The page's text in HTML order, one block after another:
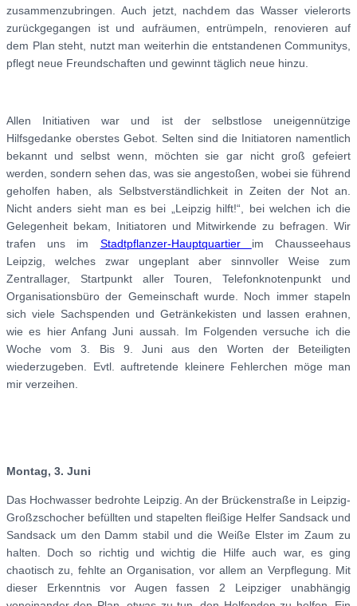
zusammenzubringen. Auch jetzt, nachdem das Wasser vielerorts
zurückgegangen ist und aufräumen, entrümpeln, renovieren auf
dem Plan steht, nutzt man weiterhin die entstandenen Communitys,
pflegt neue Freundschaften und gewinnt täglich neue hinzu.
Allen Initiativen war und ist der selbstlose uneigennützige
Hilfsgedanke oberstes Gebot. Selten sind die Initiatoren namentlich
bekannt und selbst wenn, möchten sie gar nicht groß gefeiert
werden, sondern sehen das, was sie angestoßen, wobei sie führend
geholfen haben, als Selbstverständlichkeit in Zeiten der Not an.
Nicht anders sieht man es bei „Leipzig hilft!“, bei welchen ich die
Gelegenheit bekam, Initiatoren und Mitwirkende zu befragen. Wir
trafen uns im Stadtpflanzer-Hauptquartier im Chausseehaus
Leipzig, welches zwar ungeplant aber sinnvoller Weise zum
Zentrallager, Startpunkt aller Touren, Telefonknotenpunkt und
Organisationsbüro der Gemeinschaft wurde. Noch immer stapeln
sich viele Sachspenden und Getränkekisten und lassen erahnen,
wie es hier Anfang Juni aussah. Im Folgenden versuche ich die
Woche vom 3. Bis 9. Juni aus den Worten der Beteiligten
wiederzugeben. Evtl. auftretende kleinere Fehlerchen möge man
mir verzeihen.
Montag, 3. Juni
Das Hochwasser bedrohte Leipzig. An der Brückenstraße in Leipzig-
Großzschocher befüllten und stapelten fleißige Helfer Sandsack und
Sandsack um den Damm stabil und die Weiße Elster im Zaum zu
halten. Doch so richtig und wichtig die Hilfe auch war, es ging
chaotisch zu, fehlte an Organisation, vor allem an Verpflegung. Mit
dieser Erkenntnis vor Augen fassen 2 Leipziger unabhängig